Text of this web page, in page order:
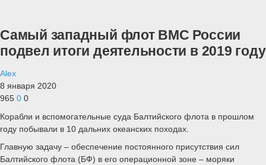
Самый западный флот ВМС России
подвел итоги деятельности в 2019 году
Alex
8 января 2020
965 0 0
Корабли и вспомогательные суда Балтийского флота в прошлом
году побывали в 10 дальних океанских походах.
Главную задачу – обеспечение постоянного присутствия сил
Балтийского флота (БФ) в его операционной зоне – моряки